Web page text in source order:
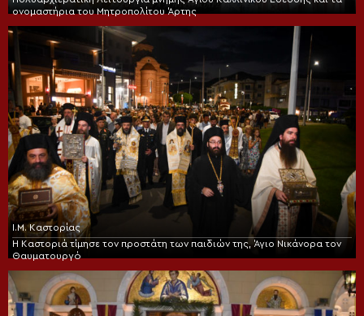
ονομαστήρια του Μητροπολίτου Άρτης
Ι.Μ. Καστορίας
Η Καστοριά τίμησε τον προστάτη των παιδιών της, Άγιο Νικάνορα τον
Θαυματουργό